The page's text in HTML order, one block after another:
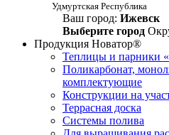
Удмуртская Республика
Ваш город: Ижевск
Выберите город
Продукция Новатор®
Теплицы и парники
Поликарбонат,
комплектующие
Конструкции на
Террасная доска
Системы полива